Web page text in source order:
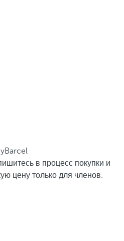
в процесс покупки и
цену только для членов.